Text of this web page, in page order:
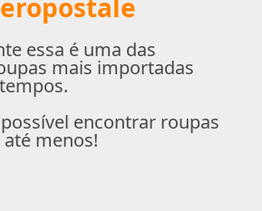
essa é uma das
mais importadas
encontrar roupas
menos!